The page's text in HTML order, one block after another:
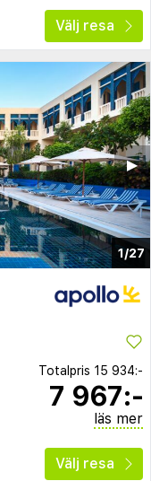
Välj resa
1/27
▶︎
Totalpris 15 934:-
7 967:-
läs mer
Välj resa